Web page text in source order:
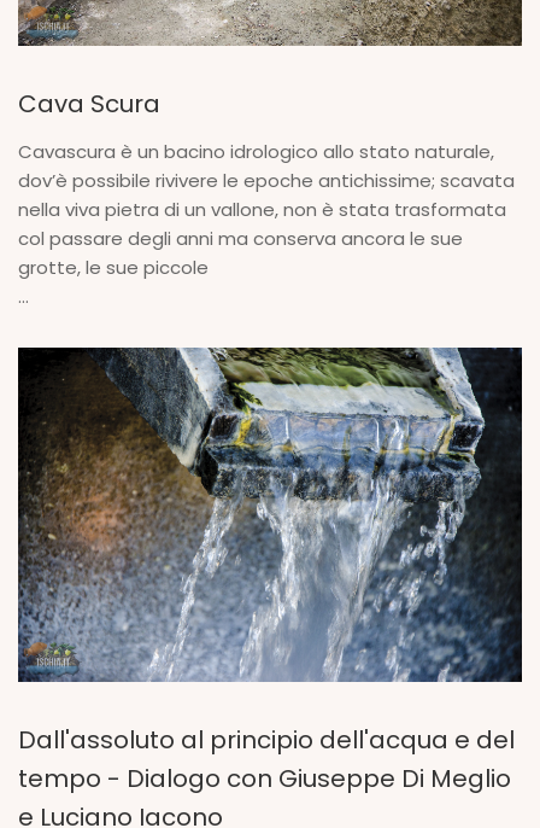
Cava Scura
Cavascura è un bacino idrologico allo stato naturale,
dov’è possibile rivivere le epoche antichissime; scavata
nella viva pietra di un vallone, non è stata trasformata
col passare degli anni ma conserva ancora le sue
grotte, le sue piccole
...
Dall'assoluto al principio dell'acqua e del
tempo - Dialogo con Giuseppe Di Meglio
e Luciano Iacono